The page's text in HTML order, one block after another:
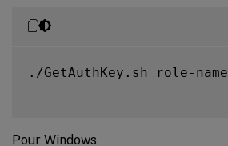
./GetAuthKey.sh role-name
Pour Windows